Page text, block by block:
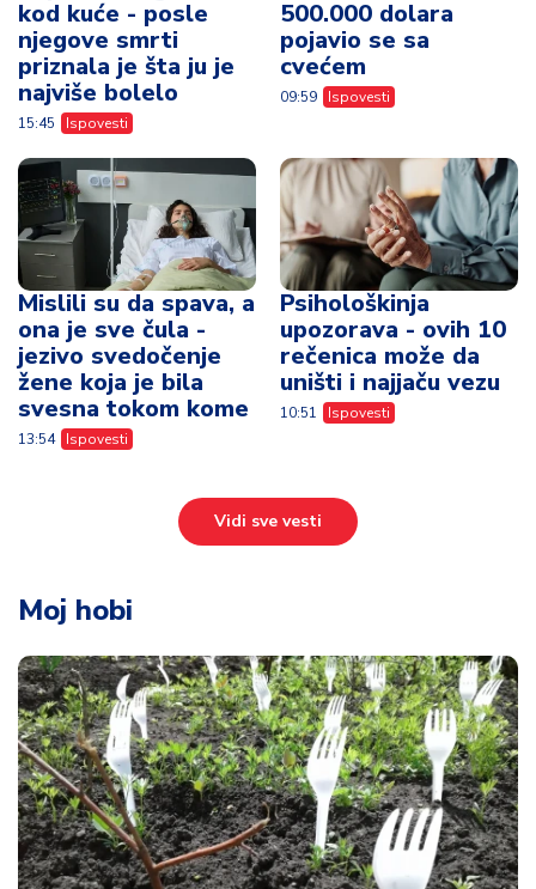
Mislili su da spava, a
ona je sve čula -
jezivo svedočenje
žene koja je bila
svesna tokom kome
13:54 Ispovesti
Psihološkinja
upozorava - ovih 10
uništi i najjaču vezu
10:51 Ispovesti
Vidi sve vesti
Moj hobi
Plastične viljuške u bašti - trik koji štiti
biljke od mačaka i pasa bez hemikalija
15:10 Moj hobi